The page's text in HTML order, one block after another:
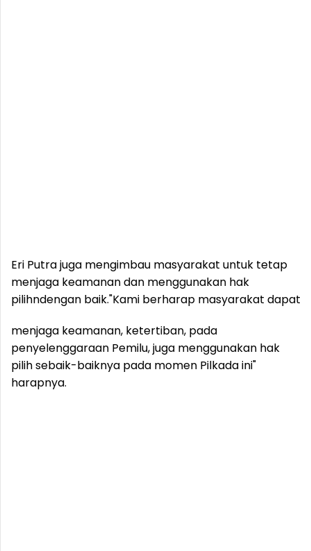
Eri Putra juga mengimbau masyarakat untuk tetap
menjaga keamanan dan menggunakan hak
pilihndengan baik."Kami berharap masyarakat dapat
menjaga keamanan, ketertiban, pada
penyelenggaraan Pemilu, juga menggunakan hak
pilih sebaik-baiknya pada momen Pilkada ini"
harapnya.